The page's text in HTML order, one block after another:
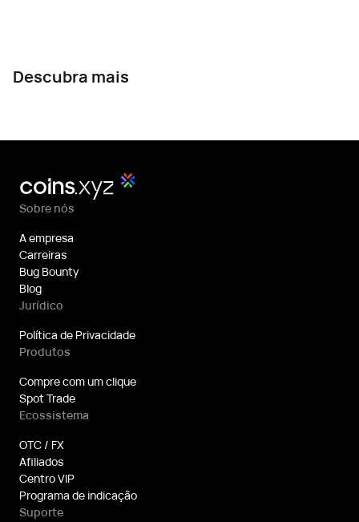
Descubra mais
Sobre nós
A empresa
Carreiras
Bug Bounty
Blog
Jurídico
Política de Privacidade
Produtos
Compre com um clique
Spot Trade
Ecossistema
OTC / FX
Afiliados
Centro VIP
Programa de indicação
Suporte